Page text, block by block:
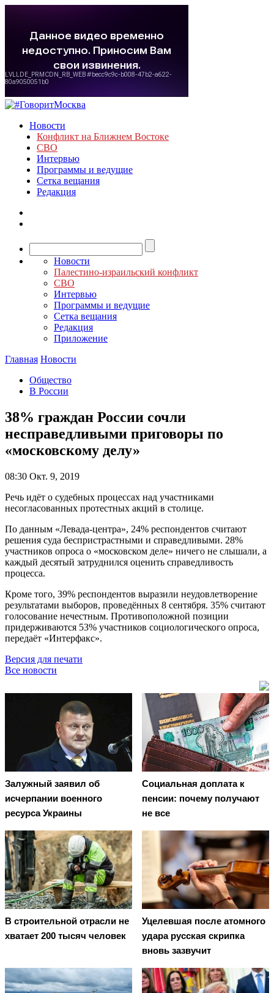
Новости
Конфликт на Ближнем Востоке
СВО
Интервью
Программы и ведущие
Сетка вещания
Редакция
Новости
Палестино-израильский конфликт
СВО
Интервью
Программы и ведущие
Сетка вещания
Редакция
Приложение
Главная Новости
Общество
В России
38% граждан России сочли
несправедливыми приговоры по
«московскому делу»
08:30 Окт. 9, 2019
Речь идёт о судебных процессах над участниками
несогласованных протестных акций в столице.
По данным «Левада-центра», 24% респондентов считают
решения суда беспристрастными и справедливыми. 28%
участников опроса о «московском деле» ничего не слышали, а
каждый десятый затруднился оценить справедливость
процесса.
Кроме того, 39% респондентов выразили неудовлетворение
результатами выборов, проведённых 8 сентября. 35% считают
голосование нечестным. Противоположной позиции
придерживаются 53% участников социологического опроса,
передаёт «Интерфакс».
Версия для печати
Все новости
Залужный заявил об
исчерпании военного
ресурса Украины
Социальная доплата к
пенсии: почему получают
не все
В строительной отрасли не
хватает 200 тысяч человек
Уцелевшая после атомного
удара русская скрипка
вновь зазвучит